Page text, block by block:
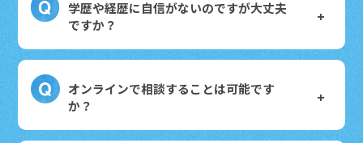
学歴や経歴に自信がないのですが大丈夫
ですか？
オンラインで相談することは可能です
か？